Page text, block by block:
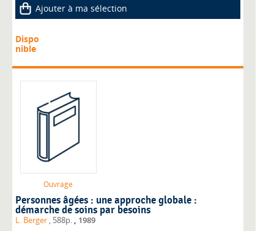
Ajouter à ma sélection
Dispo
nible
Ouvrage
Personnes âgées : une approche globale :
démarche de soins par besoins
L. Berger , 588p. , 1989